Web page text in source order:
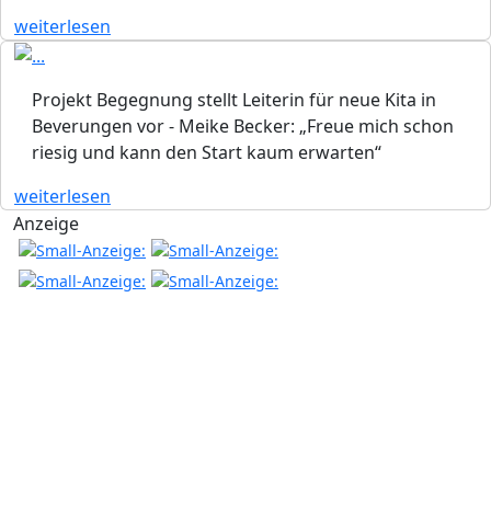
weiterlesen
Projekt Begegnung stellt Leiterin für neue Kita in
Beverungen vor - Meike Becker: „Freue mich schon
riesig und kann den Start kaum erwarten“
weiterlesen
Anzeige